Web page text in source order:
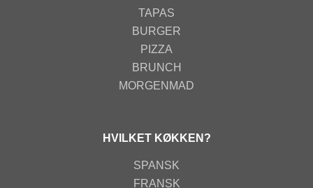
TAPAS
BURGER
PIZZA
BRUNCH
MORGENMAD
HVILKET KØKKEN?
SPANSK
FRANSK